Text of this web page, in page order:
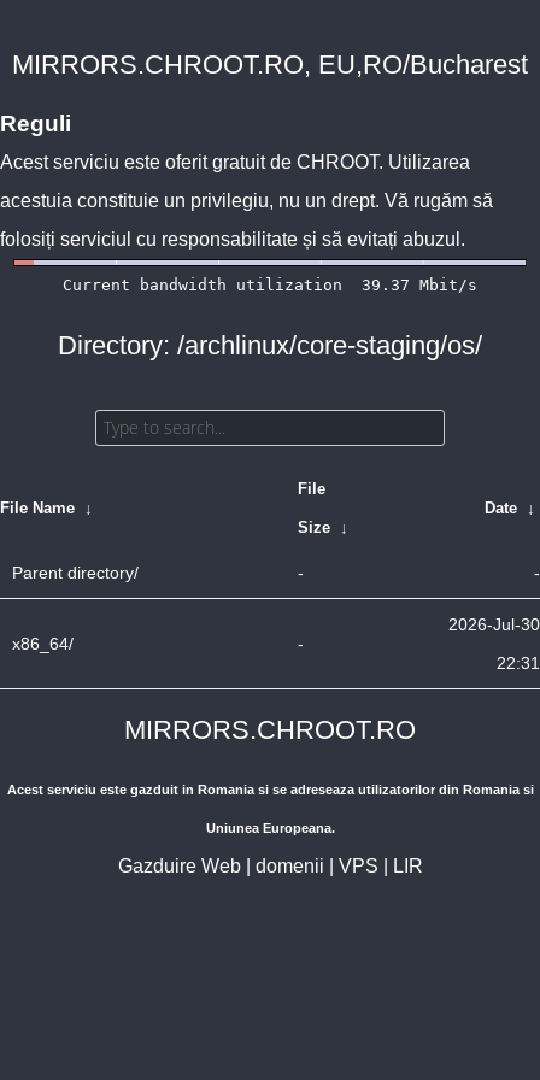
MIRRORS.CHROOT.RO, EU,RO/Bucharest
Reguli
Acest serviciu este oferit gratuit de CHROOT. Utilizarea
acestuia constituie un privilegiu, nu un drept. Vă rugăm să
folosiți serviciul cu responsabilitate și să evitați abuzul.
Directory: /archlinux/core-staging/os/
File Name ↓
File
Size ↓
Date ↓
Parent directory/ - -
x86_64/ -
2026-Jul-30
22:31
MIRRORS.CHROOT.RO
Acest serviciu este gazduit in Romania si se adreseaza utilizatorilor din Romania si
Uniunea Europeana.
Gazduire Web| domenii VPS LIR